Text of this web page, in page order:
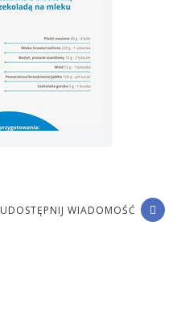
UDOSTĘPNIJ WIADOMOŚĆ